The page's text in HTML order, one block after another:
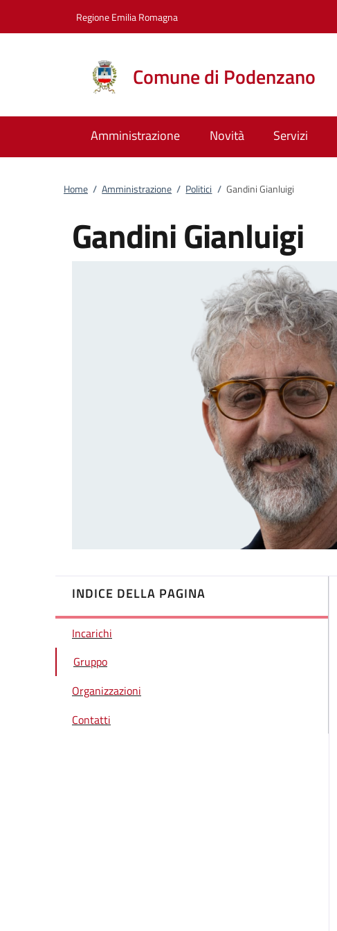
Regione Emilia Romagna
Comune di Podenzano
Amministrazione Novità Servizi
Home / Amministrazione / Politici / Gandini Gianluigi
Gandini Gianluigi
INDICE DELLA PAGINA
Incarichi
Gruppo
Organizzazioni
Contatti